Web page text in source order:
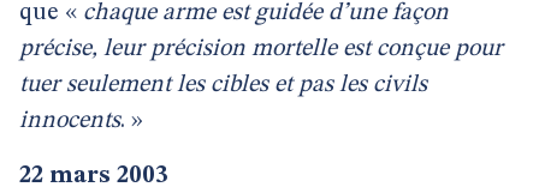
que « chaque arme est guidée d’une façon
précise, leur précision mortelle est conçue pour
tuer seulement les cibles et pas les civils
innocents. »
22 mars 2003